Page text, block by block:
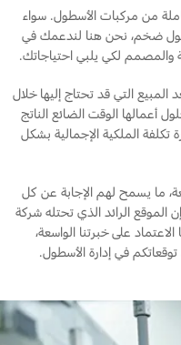
من مركبات الأسطول. سواء
ضخم، نحن هنا لندعمك في
والمصمم لكي يلبي احتياجاتك.
المبيع التي قد تحتاج إليها خلال
أعمالها الوقت الضائع الناتج
الملكية الإجمالية بشكل
ما يسمح لهم الإجابة عن كل
الموقع الرائد الذي تحتله شركة
على خبرتنا الواسعة،
في إدارة الأسطول.